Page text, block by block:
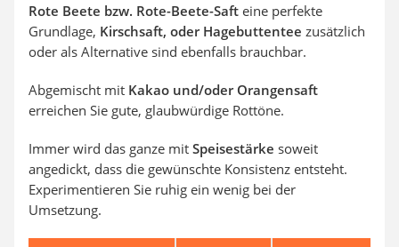
Rote Beete bzw. Rote-Beete-Saft eine perfekte
Grundlage, Kirschsaft, oder Hagebuttentee zusätzlich
oder als Alternative sind ebenfalls brauchbar.
Abgemischt mit Kakao und/oder Orangensaft
erreichen Sie gute, glaubwürdige Rottöne.
Immer wird das ganze mit Speisestärke soweit
angedickt, dass die gewünschte Konsistenz entsteht.
Experimentieren Sie ruhig ein wenig bei der
Umsetzung.